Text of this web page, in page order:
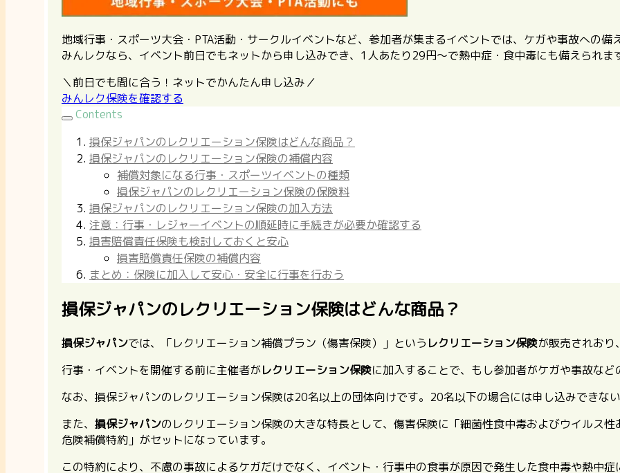
地域行事・スポーツ大会・PTA活動・サークルイベントなど、参加者が集まるイベントでは、ケガや事故への備
みんレクなら、イベント前日でもネットから申し込みでき、1人あたり29円〜で熱中症・食中毒にも備えられま
＼前日でも間に合う！ネットでかんたん申し込み／
みんレク保険を確認する
Contents
損保ジャパンのレクリエーション保険はどんな商品？
損保ジャパンのレクリエーション保険の補償内容
補償対象になる行事・スポーツイベントの種類
損保ジャパンのレクリエーション保険の保険料
損保ジャパンのレクリエーション保険の加入方法
注意：行事・レジャーイベントの順延時に手続きが必要か確認する
損害賠償責任保険も検討しておくと安心
損害賠償責任保険の補償内容
まとめ：保険に加入して安心・安全に行事を行おう
損保ジャパンのレクリエーション保険はどんな商品？
損保ジャパンでは、「レクリエーション補償プラン（傷害保険）」という レクリエーション保険が販売されおり
行事・イベントを開催する前に主催者がレクリエーション保険に加入することで、もし参加者がケガや事故など
なお、損保ジャパンのレクリエーション保険は20名以上の団体向けです。20名以下の場合には申し込みできな
また、 損保ジャパンのレクリエーション保険の大きな特長として、 傷害保険に「細菌性食中毒およびウイルス
危険補償特約」がセットになっています。
この特約により、不慮の事故によるケガだけでなく、イベント・行事中の食事が原因で発生した食中毒や熱中症